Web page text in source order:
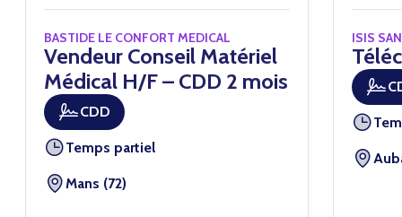
BASTIDE LE CONFORT MEDICAL
Vendeur Conseil Matériel
Médical H/F – CDD 2 mois
CDD
Temps partiel
Mans (72)
ISIS